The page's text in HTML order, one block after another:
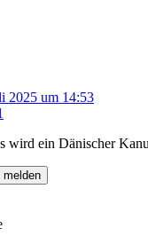
2025 um 14:53
wird ein Dänischer
melden